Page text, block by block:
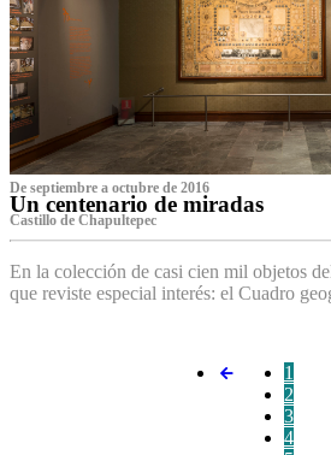
De septiembre a octubre de 2016
Un centenario de miradas
Castillo de Chapultepec
En la colección de casi cien mil objetos
que reviste especial interés: el Cuadro
1
2
3
4